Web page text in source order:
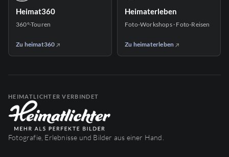
Heimat360
360°-Touren
Zu heimat360
Heimaterleben
Foto-Workshops · Foto-Reisen
Zu heimaterleben
HEIMATLICHTER VERBINDET
Fotografie, Erlebnisse und Bilder aus einer Hand.